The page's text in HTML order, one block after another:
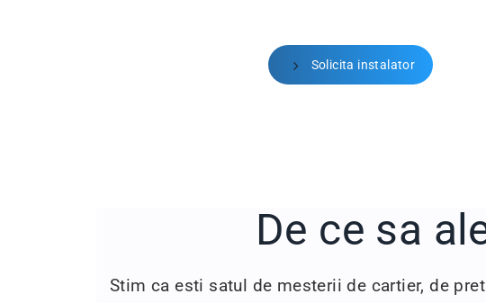
Solicita instalator
De ce sa
Stim ca esti satul de mesterii de cartier, de